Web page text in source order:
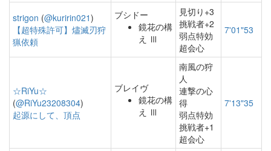
strigon (@kuririn021)
【超特殊許可】燼滅刃狩
猟依頼
ブシドー
鏡花の構
え Ⅲ
見切り+3
挑戦者+2
弱点特効
超会心
7'01"53
☆RiYu☆
(@RiYu23208304)
起源にして、頂点
ブレイヴ
鏡花の構
え Ⅲ
南風の狩
人
連撃の心
得
弱点特効
挑戦者+1
超会心
7'13"35